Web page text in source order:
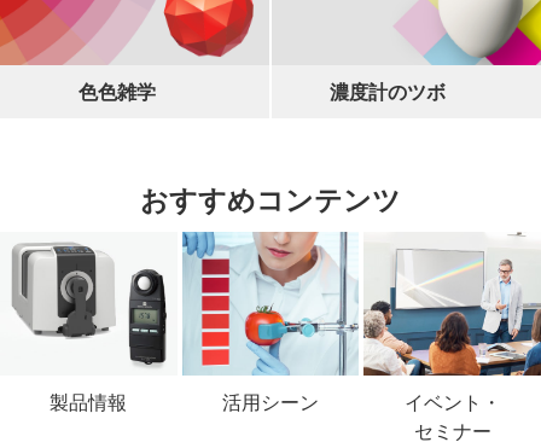
色色雑学 濃度計のツボ
おすすめコンテンツ
製品情報 活用シーン
イベント・
セミナー